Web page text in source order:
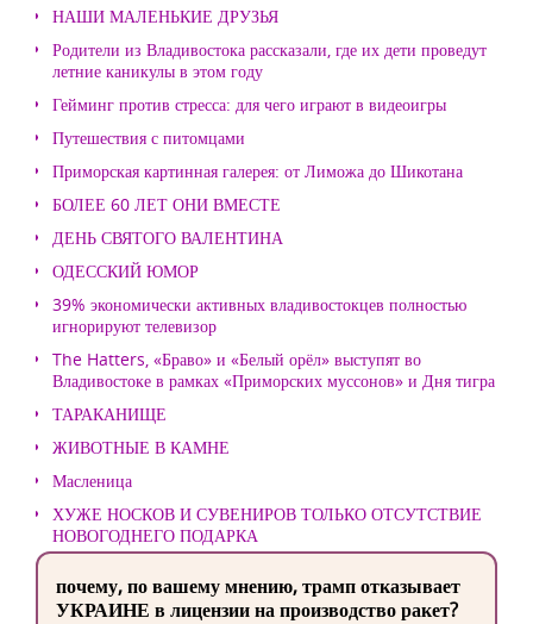
НАШИ МАЛЕНЬКИЕ ДРУЗЬЯ
Родители из Владивостока рассказали, где их дети проведут
летние каникулы в этом году
Гейминг против стресса: для чего играют в видеоигры
Путешествия с питомцами
Приморская картинная галерея: от Лиможа до Шикотана
БОЛЕЕ 60 ЛЕТ ОНИ ВМЕСТЕ
ДЕНЬ СВЯТОГО ВАЛЕНТИНА
ОДЕССКИЙ ЮМОР
39% экономически активных владивостокцев полностью
игнорируют телевизор
The Hatters, «Браво» и «Белый орёл» выступят во
Владивостоке в рамках «Приморских муссонов» и Дня тигра
ТАРАКАНИЩЕ
ЖИВОТНЫЕ В КАМНЕ
Масленица
ХУЖЕ НОСКОВ И СУВЕНИРОВ ТОЛЬКО ОТСУТСТВИЕ
НОВОГОДНЕГО ПОДАРКА
почему, по вашему мнению, трамп отказывает
УКРАИНЕ в лицензии на производство ракет?